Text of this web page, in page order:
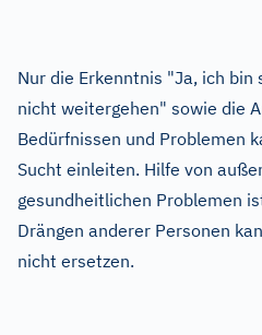
Nur die Erkenntnis "Ja, ich bin
nicht weitergehen" sowie die
Bedürfnissen und Problemen
Sucht einleiten. Hilfe von
gesundheitlichen Problemen
Drängen anderer Personen
nicht ersetzen.